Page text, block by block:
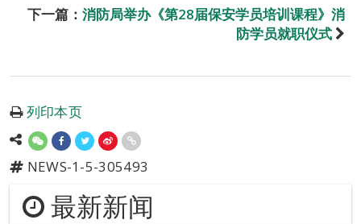
下一篇： 消防局举办《第28届保安学员培训课程》消
防学员就职仪式
列印本页
NEWS-1-5-305493
最新新闻